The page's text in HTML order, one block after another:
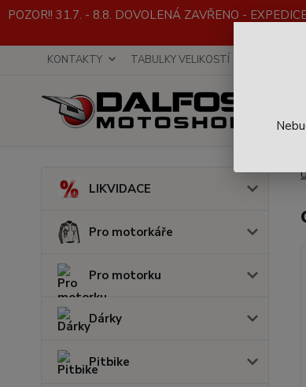
POZOR!! 31.7. - 8.8. DOVOLENÁ ZAVŘENO -
KONTAKTY TABULKY VELIKOSTÍ
LIKVIDACE
Pro motorkáře
Pro motorku
Dárky
Pitbike